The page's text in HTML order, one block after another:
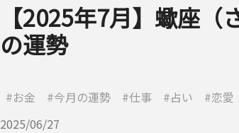
【2025年7月】蠍座（
の運勢
お金 今月の運勢 仕事 占い
恋愛
2025/06/27